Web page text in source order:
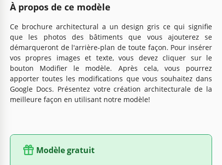
À propos de ce modèle
Ce brochure architectural a un design gris ce qui signifie
que les photos des bâtiments que vous ajouterez se
démarqueront de l'arrière-plan de toute façon. Pour insérer
vos propres images et texte, vous devez cliquer sur le
bouton Modifier le modèle. Après cela, vous pourrez
apporter toutes les modifications que vous souhaitez dans
Google Docs. Présentez votre création architecturale de la
meilleure façon en utilisant notre modèle!
Modèle gratuit